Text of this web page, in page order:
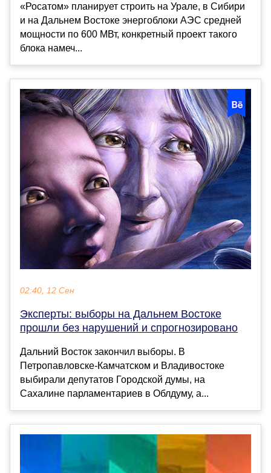
«Росатом» планирует строить на Урале, в Сибири
и на Дальнем Востоке энергоблоки АЭС средней
мощности по 600 МВт, конкретный проект такого
блока намеч...
02:40, 12 Сен
Эксперты: выборы на Дальнем Востоке
прошли без нарушений и спрогнозировано
Дальний Восток закончил выборы. В
Петропавловске-Камчатском и Владивостоке
выбирали депутатов Городской думы, на
Сахалине парламентариев в Облдуму, а...